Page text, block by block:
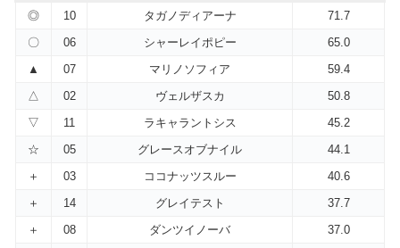
◎ 10 タガノディアーナ
71.7
〇
06 シャーレイポピー
65.0
▲
07 マリノソフィア
59.4
△
02 ヴェルザスカ
50.8
▽
11 ラキャラントシス
45.2
☆
05 グレースオブナイル
44.1
＋
03 ココナッツスルー
40.6
＋
14 グレイテスト
37.7
＋
08 ダンツイノーバ
37.0